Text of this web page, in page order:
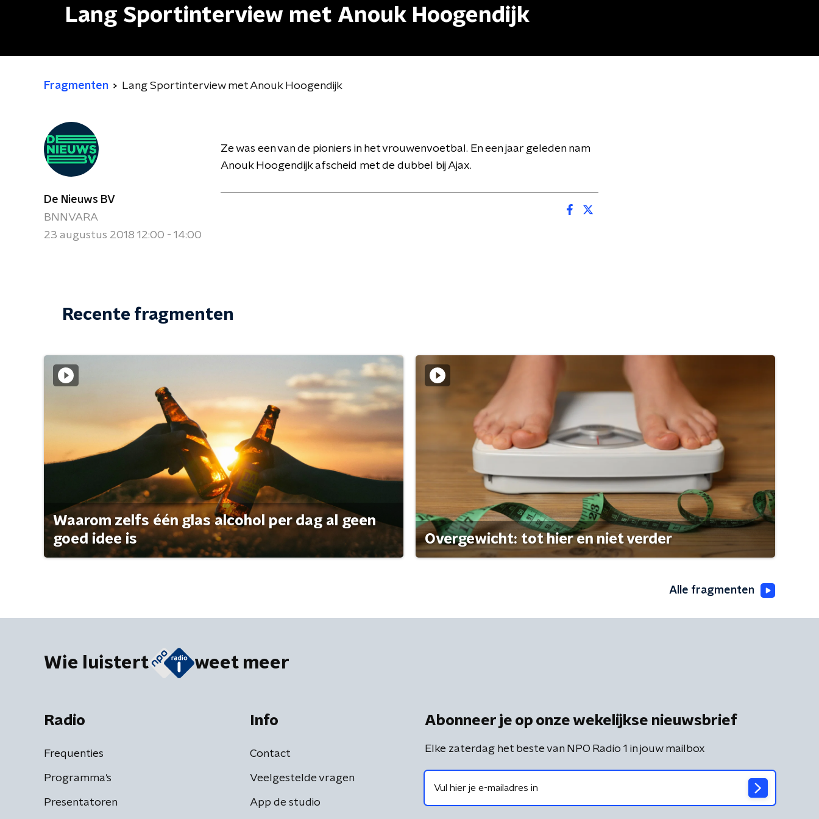
Lang Sportinterview met Anouk Hoogendijk
Fragmenten Lang Sportinterview met Anouk Hoogendijk
De Nieuws BV
BNNVARA
23 augustus 2018 12:00 - 14:00
Ze was een van de pioniers in het vrouwenvoetbal. En een jaar geleden nam
Anouk Hoogendijk afscheid met de dubbel bij Ajax.
Recente fragmenten
Waarom zelfs één glas alcohol per dag al geen
goed idee is
Overgewicht: tot hier en niet verder
Alle fragmenten
Wie luistert weet meer
Radio
Frequenties
Programma's
Presentatoren
Info
Contact
Veelgestelde vragen
App de studio
Abonneer je op onze wekelijkse nieuwsbrief
Elke zaterdag het beste van NPO Radio 1 in jouw mailbox